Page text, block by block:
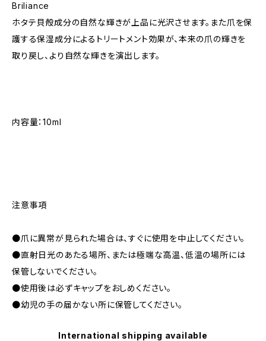
Briliance
ホタテ貝殻成分の自然な輝きが上品に光沢させます。また爪を保
護する保湿成分によるトリートメント効果が、本来の爪の輝きを
取り戻し、より自然な輝きを演出します。
内容量：10ml
注意事項
●爪に異常が見られた場合は、すぐに使用を中止してください。
●直射日光のあたる場所、または極端な高温、低温の場所には
保管しないでください。
●使用後は必ずキャップをおしめください。
●幼児の手の届かない所に保管してください。
International shipping available